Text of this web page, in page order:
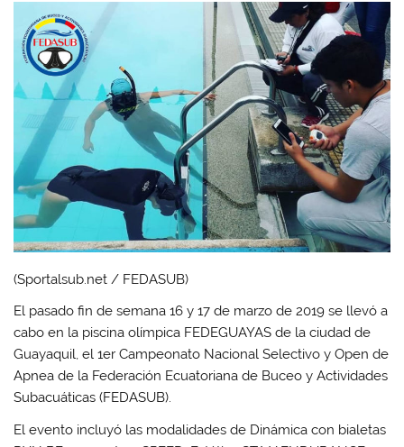
(Sportalsub.net / FEDASUB)
El pasado fin de semana 16 y 17 de marzo de 2019 se llevó a
cabo en la piscina olímpica FEDEGUAYAS de la ciudad de
Guayaquil, el 1er Campeonato Nacional Selectivo y Open de
Apnea de la Federación Ecuatoriana de Buceo y Actividades
Subacuáticas (FEDASUB).
El evento incluyó las modalidades de Dinámica con bialetas